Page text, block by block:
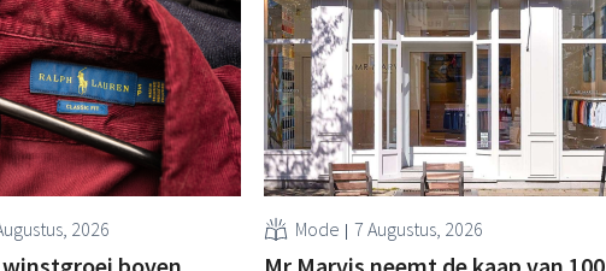
2026 Mode 7 Augustus, 2026